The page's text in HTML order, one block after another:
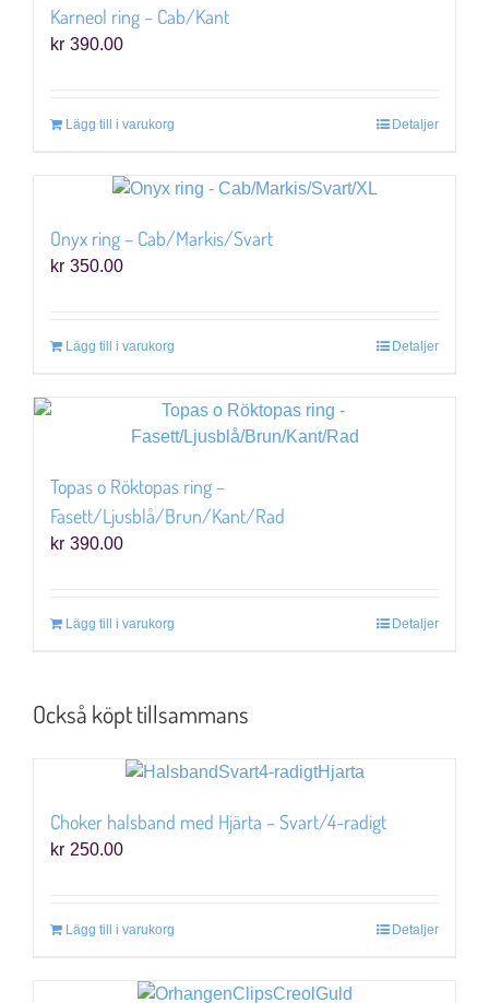
Karneol ring – Cab/Kant
kr 390.00
Lägg till i varukorg Detaljer
Onyx ring – Cab/Markis/Svart
kr 350.00
Lägg till i varukorg Detaljer
Topas o Röktopas ring –
Fasett/Ljusblå/Brun/Kant/Rad
kr 390.00
Lägg till i varukorg Detaljer
Också köpt tillsammans
Choker halsband med Hjärta – Svart/4-radigt
kr 250.00
Lägg till i varukorg Detaljer